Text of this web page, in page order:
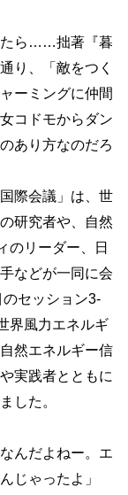
たら……拙著『暮
り、「敵をつく
ーミングに仲間
コドモからダン
あり方なのだろ
際会議」は、世
研究者や、自然
のリーダー、日
などが一同に会
セッション3-
界風力エネルギ
然エネルギー信
実践者とともに
した。
んだよねー。エ
じゃったよ」